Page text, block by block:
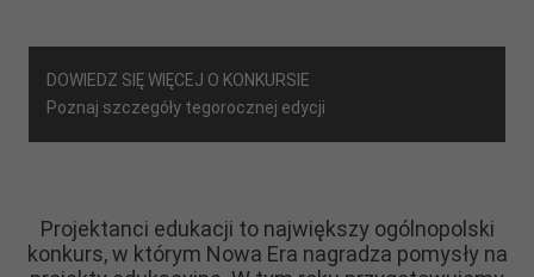
DOWIEDZ SIĘ WIĘCEJ O KONKURSIE
Poznaj szczegóły tegorocznej edycji
Projektanci edukacji to największyogólnopolski
konkurs, w którym Nowa Era nagradza pomysły na